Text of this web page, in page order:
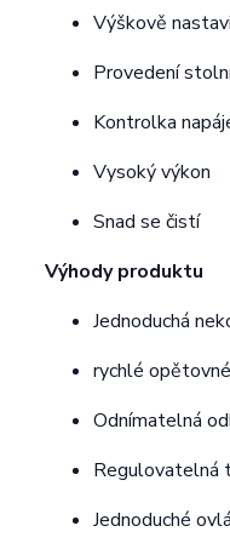
Výškově
Provedení
Kontrolka
Vysoký výkon
Snad se čistí
Výhody produktu
Jednoduchá
rychlé
Odnímatelná
Regulovatelná
Jednoduché